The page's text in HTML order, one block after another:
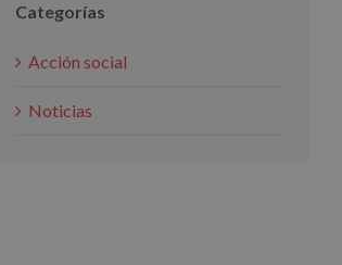
Categorías
Acción social
Noticias